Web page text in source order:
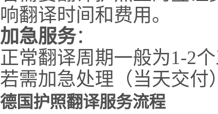
响翻译时间和费用。
加急服务：
正常翻译周期一般为1-2
若需加急处理（当天交付
德国护照翻译服务流程